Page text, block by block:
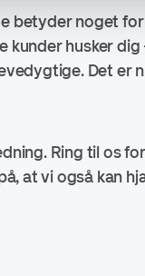
betyder noget
kunder husker
Det
Ring til os
at vi også kan